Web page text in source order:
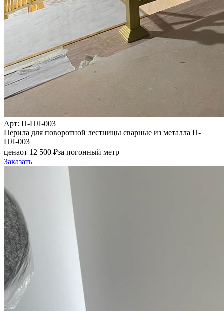
Арт: П-ПЛ-003
Перила для поворотной лестницы сварные из металла П-
ПЛ-003
ценаот 12 500 ₽за погонный метр
Заказать